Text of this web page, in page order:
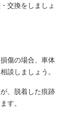
交換をしましょ
傷の場合、車体
談しましょう。
、脱着した痕跡
す。